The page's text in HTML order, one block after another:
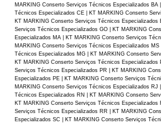
MARKING Conserto Serviços Técnicos Especializados
Técnicos Especializados CE | KT MARKING Conserto
KT MARKING Conserto Serviços Técnicos Especializados
Serviços Técnicos Especializados GO | KT MARKING
Especializados MA | KT MARKING Conserto Serviços
MARKING Conserto Serviços Técnicos Especializados
Técnicos Especializados MG | KT MARKING Conserto
KT MARKING Conserto Serviços Técnicos Especializados
Serviços Técnicos Especializados PR | KT MARKING
Especializados PE | KT MARKING Conserto Serviços
MARKING Conserto Serviços Técnicos Especializados
Técnicos Especializados RN | KT MARKING Conserto
KT MARKING Conserto Serviços Técnicos Especializados
Serviços Técnicos Especializados RR | KT MARKING
Especializados SC | KT MARKING Conserto Serviços